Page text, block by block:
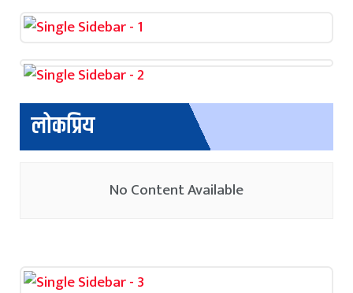
लोकप्रिय
No Content Available